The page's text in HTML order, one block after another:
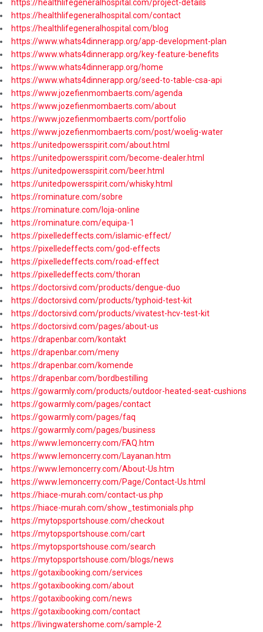
https://healthlifegeneralhospital.com/project-details
https://healthlifegeneralhospital.com/contact
https://healthlifegeneralhospital.com/blog
https://www.whats4dinnerapp.org/app-development-plan
https://www.whats4dinnerapp.org/key-feature-benefits
https://www.whats4dinnerapp.org/home
https://www.whats4dinnerapp.org/seed-to-table-csa-api
https://www.jozefienmombaerts.com/agenda
https://www.jozefienmombaerts.com/about
https://www.jozefienmombaerts.com/portfolio
https://www.jozefienmombaerts.com/post/woelig-water
https://unitedpowersspirit.com/about.html
https://unitedpowersspirit.com/become-dealer.html
https://unitedpowersspirit.com/beer.html
https://unitedpowersspirit.com/whisky.html
https://rominature.com/sobre
https://rominature.com/loja-online
https://rominature.com/equipa-1
https://pixelledeffects.com/islamic-effect/
https://pixelledeffects.com/god-effects
https://pixelledeffects.com/road-effect
https://pixelledeffects.com/thoran
https://doctorsivd.com/products/dengue-duo
https://doctorsivd.com/products/typhoid-test-kit
https://doctorsivd.com/products/vivatest-hcv-test-kit
https://doctorsivd.com/pages/about-us
https://drapenbar.com/kontakt
https://drapenbar.com/meny
https://drapenbar.com/komende
https://drapenbar.com/bordbestilling
https://gowarmly.com/products/outdoor-heated-seat-cushions
https://gowarmly.com/pages/contact
https://gowarmly.com/pages/faq
https://gowarmly.com/pages/business
https://www.lemoncerry.com/FAQ.htm
https://www.lemoncerry.com/Layanan.htm
https://www.lemoncerry.com/About-Us.htm
https://www.lemoncerry.com/Page/Contact-Us.html
https://hiace-murah.com/contact-us.php
https://hiace-murah.com/show_testimonials.php
https://mytopsportshouse.com/checkout
https://mytopsportshouse.com/cart
https://mytopsportshouse.com/search
https://mytopsportshouse.com/blogs/news
https://gotaxibooking.com/services
https://gotaxibooking.com/about
https://gotaxibooking.com/news
https://gotaxibooking.com/contact
https://livingwatershome.com/sample-2